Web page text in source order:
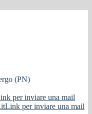
(PN)
per inviare una mail
Link per inviare una mail